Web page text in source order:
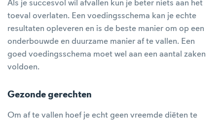
Als je succesvol wil afvallen kun je beter niets aan het
toeval overlaten. Een voedingsschema kan je echte
resultaten opleveren en is de beste manier om op een
onderbouwde en duurzame manier af te vallen. Een
goed voedingsschema moet wel aan een aantal zaken
voldoen.
Gezonde gerechten
Om af te vallen hoef je echt geen vreemde diëten te